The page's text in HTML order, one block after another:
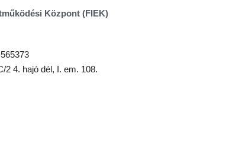
Központ (FIEK)
4. hajó dél, I. em. 108.